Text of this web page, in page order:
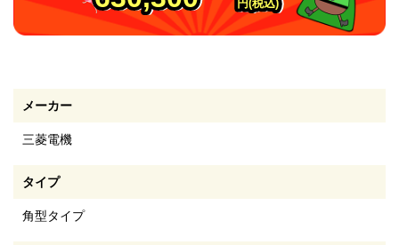
円(税込)
円(税込)
円(税込)
メーカー
三菱電機
タイプ
角型タイプ